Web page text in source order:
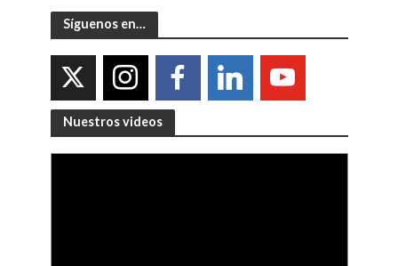
Síguenos en…
Nuestros videos